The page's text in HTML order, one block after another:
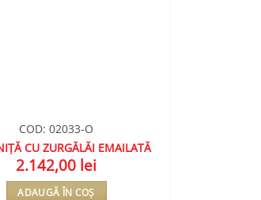
COD: 02033-O
CU ZURGĂLĂI EMAILATĂ
2.142,00 lei
ADAUGĂ ÎN COȘ